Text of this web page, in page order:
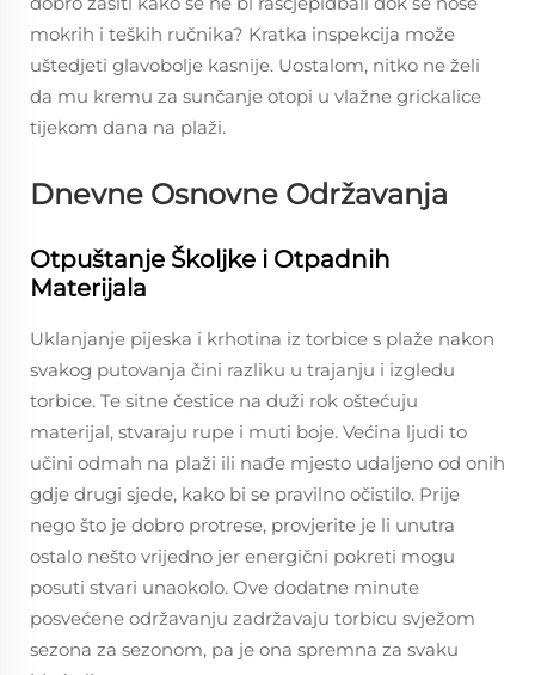
mokrih i teških ručnika? Kratka inspekcija može
uštedjeti glavobolje kasnije. Uostalom, nitko ne želi
da mu kremu za sunčanje otopi u vlažne grickalice
tijekom dana na plaži.
Dnevne Osnovne Održavanja
Otpuštanje Školjke i Otpadnih
Materijala
Uklanjanje pijeska i krhotina iz torbice s plaže nakon
svakog putovanja čini razliku u trajanju i izgledu
torbice. Te sitne čestice na duži rok oštećuju
materijal, stvaraju rupe i muti boje. Većina ljudi to
učini odmah na plaži ili nađe mjesto udaljeno od onih
gdje drugi sjede, kako bi se pravilno očistilo. Prije
nego što je dobro protrese, provjerite je li unutra
ostalo nešto vrijedno jer energični pokreti mogu
posuti stvari unaokolo. Ove dodatne minute
posvećene održavanju zadržavaju torbicu svježom
sezona za sezonom, pa je ona spremna za svaku